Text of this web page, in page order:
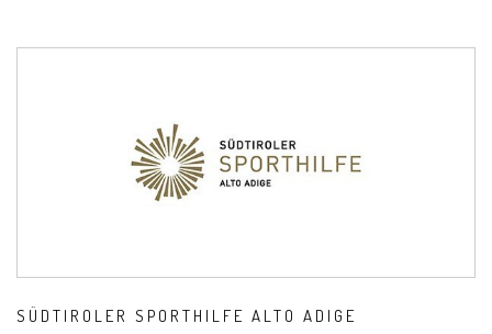
SÜDTIROLER SPORTHILFE ALTO ADIGE